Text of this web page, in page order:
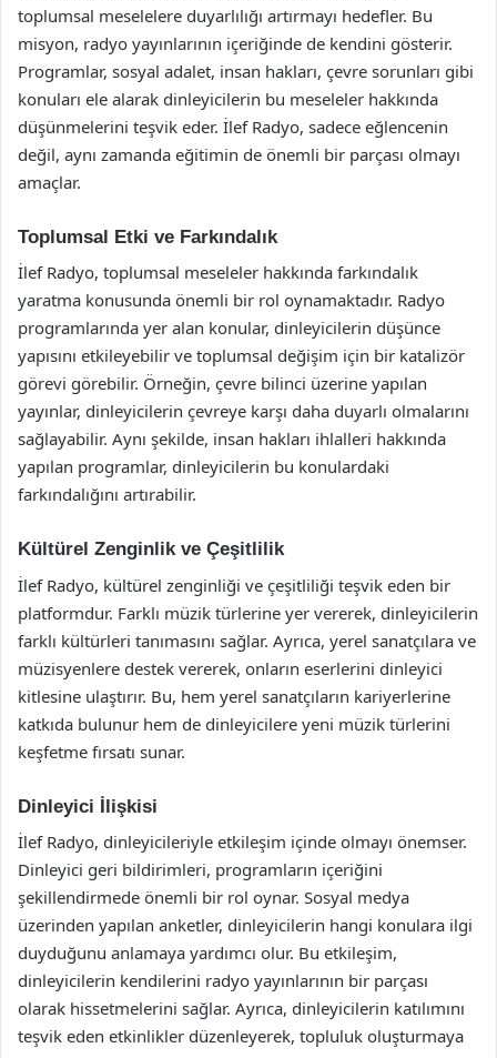
toplumsal meselelere duyarlılığı artırmayı hedefler. Bu
misyon, radyo yayınlarının içeriğinde de kendini gösterir.
Programlar, sosyal adalet, insan hakları, çevre sorunları gibi
konuları ele alarak dinleyicilerin bu meseleler hakkında
düşünmelerini teşvik eder. İlef Radyo, sadece eğlencenin
değil, aynı zamanda eğitimin de önemli bir parçası olmayı
amaçlar.
Toplumsal Etki ve Farkındalık
İlef Radyo, toplumsal meseleler hakkında farkındalık
yaratma konusunda önemli bir rol oynamaktadır. Radyo
programlarında yer alan konular, dinleyicilerin düşünce
yapısını etkileyebilir ve toplumsal değişim için bir katalizör
görevi görebilir. Örneğin, çevre bilinci üzerine yapılan
yayınlar, dinleyicilerin çevreye karşı daha duyarlı olmalarını
sağlayabilir. Aynı şekilde, insan hakları ihlalleri hakkında
yapılan programlar, dinleyicilerin bu konulardaki
farkındalığını artırabilir.
Kültürel Zenginlik ve Çeşitlilik
İlef Radyo, kültürel zenginliği ve çeşitliliği teşvik eden bir
platformdur. Farklı müzik türlerine yer vererek, dinleyicilerin
farklı kültürleri tanımasını sağlar. Ayrıca, yerel sanatçılara ve
müzisyenlere destek vererek, onların eserlerini dinleyici
kitlesine ulaştırır. Bu, hem yerel sanatçıların kariyerlerine
katkıda bulunur hem de dinleyicilere yeni müzik türlerini
keşfetme fırsatı sunar.
Dinleyici İlişkisi
İlef Radyo, dinleyicileriyle etkileşim içinde olmayı önemser.
Dinleyici geri bildirimleri, programların içeriğini
şekillendirmede önemli bir rol oynar. Sosyal medya
üzerinden yapılan anketler, dinleyicilerin hangi konulara ilgi
duyduğunu anlamaya yardımcı olur. Bu etkileşim,
dinleyicilerin kendilerini radyo yayınlarının bir parçası
olarak hissetmelerini sağlar. Ayrıca, dinleyicilerin katılımını
teşvik eden etkinlikler düzenleyerek, topluluk oluşturmaya